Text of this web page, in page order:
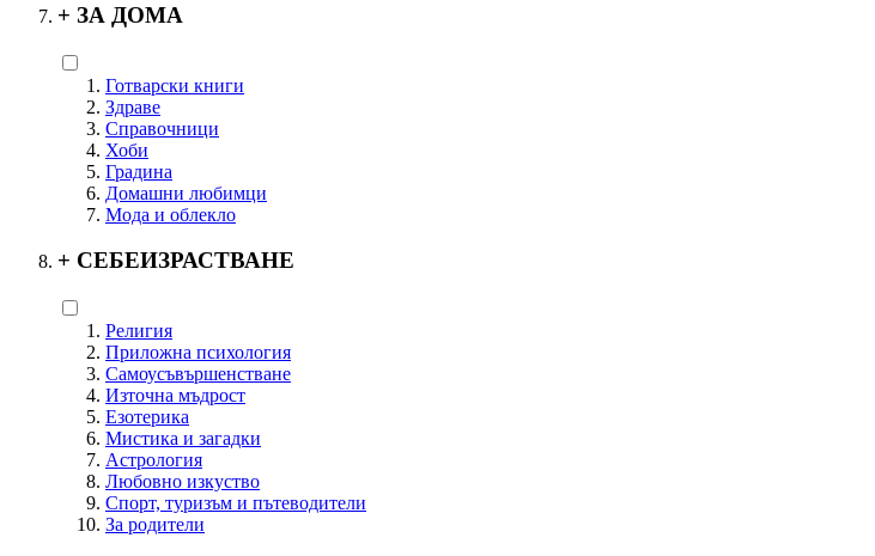
+ ЗА ДОМА
Готварски книги
Здраве
Справочници
Хоби
Градина
Домашни любимци
Мода и облекло
+ СЕБЕИЗРАСТВАНЕ
Религия
Приложна психология
Самоусъвършенстване
Източна мъдрост
Езотерика
Мистика и загадки
Астрология
Любовно изкуство
Спорт, туризъм и пътеводители
За родители